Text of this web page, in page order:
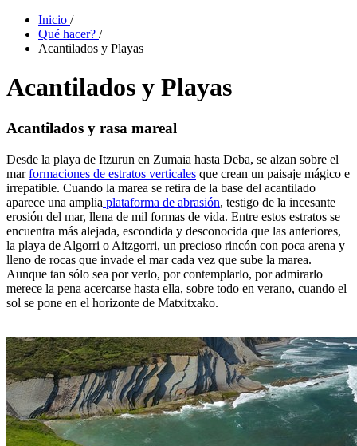
Inicio /
Qué hacer? /
Acantilados y Playas
Acantilados y Playas
Acantilados y rasa mareal
Desde la playa de Itzurun en Zumaia hasta Deba, se alzan sobre el
marformaciones de estratos verticales que crean un paisaje mágico e
irrepatible. Cuando la marea se retira de la base del acantilado
aparece una amplia plataforma de abrasión, testigo de la incesante
erosión del mar, llena de mil formas de vida. Entre estos estratos se
encuentra más alejada, escondida y desconocida que las anteriores,
la playa de Algorri o Aitzgorri, un precioso rincón con poca arena y
lleno de rocas que invade el mar cada vez que sube la marea.
Aunque tan sólo sea por verlo, por contemplarlo, por admirarlo
merece la pena acercarse hasta ella, sobre todo en verano, cuando el
sol se pone en el horizonte de Matxitxako.